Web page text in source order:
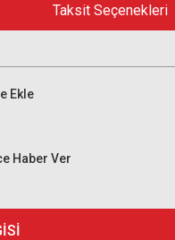
Taksit Seçenekleri
Haber Ver